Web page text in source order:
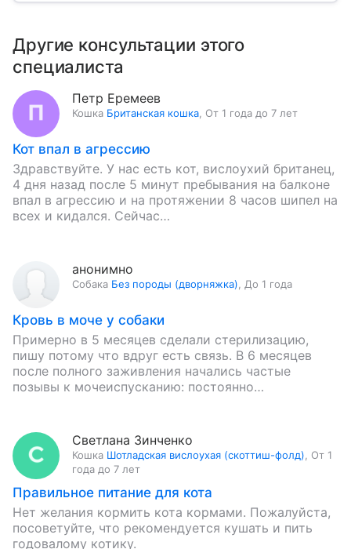
Другие консультации этого
специалиста
Петр Еремеев
Кошка Британская кошка От 1 года до 7 лет
Кот впал в агрессию
Здравствуйте. У нас есть кот, вислоухий британец,
4 дня назад после 5 минут пребывания на балконе
впал в агрессию и на протяжении 8 часов шипел на
всех и кидался. Сейчас…
анонимно
Собака Без породы (дворняжка) До 1 года
Кровь в моче у собаки
Примерно в 5 месяцев сделали стерилизацию,
пишу потому что вдруг есть связь. В 6 месяцев
после полного заживления начались частые
позывы к мочеиспусканию: постоянно
Светлана Зинченко
Кошка Шотладская вислоухая (скоттиш-фолд)
От 1
года до 7 лет
Правильное питание для кота
Нет желания кормить кота кормами. Пожалуйста,
посоветуйте, что рекомендуется кушать и пить
годовалому котику.